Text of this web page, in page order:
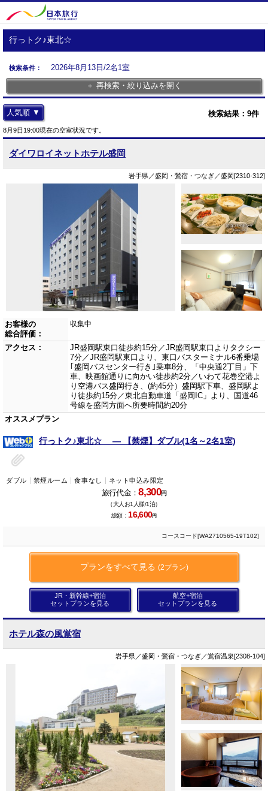
行っトク♪東北☆
検索条件：
2026年8月13日/2名1室
＋ 再検索・絞り込みを開く
検索結果： 9件
人気順 ▼
8月9日19:00現在の空室状況です。
ダイワロイネットホテル盛岡
岩手県／盛岡・鶯宿・つなぎ／盛岡[2310-312]
お客様の
総合評価：
収集中
アクセス：
JR盛岡駅東口徒歩約15分／JR盛岡駅東口よりタクシー
7分／JR盛岡駅東口より、東口バスターミナル6番乗場
｢盛岡バスセンター行き｣乗車8分、「中央通2丁目」下
車、映画館通りに向かい徒歩約2分／いわて花巻空港よ
り空港バス盛岡行き、(約45分）盛岡駅下車、盛岡駅よ
り徒歩約15分／東北自動車道「盛岡IC」より、国道46
号線を盛岡方面へ所要時間約20分
オススメプラン
行っトク♪東北☆ ― 【禁煙】ダブル(1名～2名1室)
ダブル 禁煙ルーム 食事なし ネット申込み限定
旅行代金：8,300円
（大人お1人様/1泊）
総額： 16,600円
コースコード[WA2710565-19T102]
プランをすべて見る (2プラン)
JR・新幹線+宿泊
セットプランを見る
航空+宿泊
セットプランを見る
ホテル森の風鴬宿
岩手県／盛岡・鶯宿・つなぎ／鴬宿温泉[2308-104]